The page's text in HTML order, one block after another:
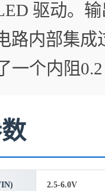
驱动。
路内部集成
一个内阻
2.5-6.0V